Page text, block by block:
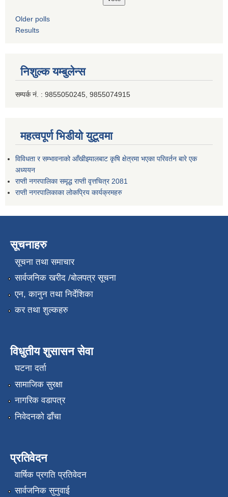
Older polls
Results
निशुल्क यम्बुलेन्स
सम्पर्क नं. : 9855050245, 9855074915
महत्वपूर्ण भिडीयो युटूवमा
विविधता र सम्भावनाको आँखीझ्यालबाट कृषि क्षेत्रमा भएका परिवर्तन बारे एक
अध्ययन
राप्ती नगरपालिका समृद्ध राप्ती वृत्तचित्र 2081
राप्ती नगरपालिकाका लोकप्रिय कार्यक्रमहरु
सूचनाहरु
सूचना तथा समाचार
सार्वजनिक खरीद /बोलपत्र सूचना
एन, कानुन तथा निर्देशिका
कर तथा शुल्कहरु
विधुतीय शुसासन सेवा
घटना दर्ता
सामाजिक सुरक्षा
नागरिक वडापत्र
निवेदनको ढाँचा
प्रतिवेदन
वार्षिक प्रगति प्रतिवेदन
सार्वजनिक सुनुवाई